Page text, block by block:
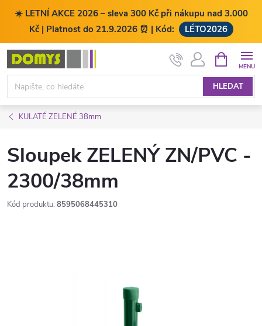
☀️ LETNÍ AKCE 2026 – sleva 300 Kč při nákupu nad 3.000
Kč | Platnost do 21.9.2026 ⏰ | Kód:
LÉTO2026
Přejít
obsah
HLEDAT
NÁKUPNÍ
KOŠÍK
KULATÉ ZELENÉ 38mm
Sloupek ZELENÝ ZN/PVC -
2300/38mm
Kód produktu: 8595068445310